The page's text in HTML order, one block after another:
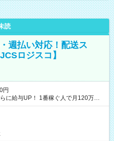
読
週払い対応！配送ス
ロジスコ】
円
に給与UP！ 1番稼ぐ人で月120万ほ
月収50万
元建築関係 1日150個配達×25日勤務